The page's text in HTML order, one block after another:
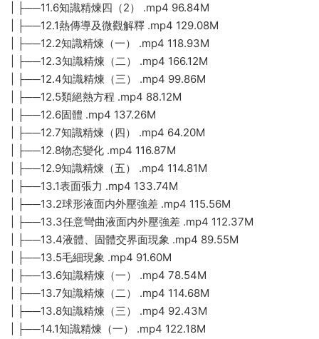
| ├──11.6知識精煉四（2） .mp4 96.84M
| ├──12.1熱傳導及微觀解釋 .mp4 129.08M
| ├──12.2知識精煉（一） .mp4 118.93M
| ├──12.3知識精煉（二） .mp4 166.12M
| ├──12.4知識精煉（三） .mp4 99.86M
| ├──12.5類絕熱方程 .mp4 88.12M
| ├──12.6固體 .mp4 137.26M
| ├──12.7知識精煉（四） .mp4 64.20M
| ├──12.8物态變化 .mp4 116.87M
| ├──12.9知識精煉（五） .mp4 114.81M
| ├──13.1表面張力 .mp4 133.74M
| ├──13.2球形液面内外壓強差 .mp4 115.56M
| ├──13.3任意彎曲液面内外壓強差 .mp4 112.37M
| ├──13.4液體、固體交界面現象 .mp4 89.55M
| ├──13.5毛細現象 .mp4 91.60M
| ├──13.6知識精煉（一） .mp4 78.54M
| ├──13.7知識精煉（二） .mp4 114.68M
| ├──13.8知識精煉（三） .mp4 92.43M
| ├──14.1知識精煉（一） .mp4 122.18M